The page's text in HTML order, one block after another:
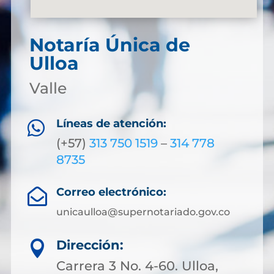
Notaría Única de
Ulloa
Valle
 Líneas de atención:
(+57) 313 750 1519 – 314 778
8735
 Correo electrónico:
unicaulloa@supernotariado.gov.co

Dirección:
Carrera 3 No. 4-60. Ulloa,